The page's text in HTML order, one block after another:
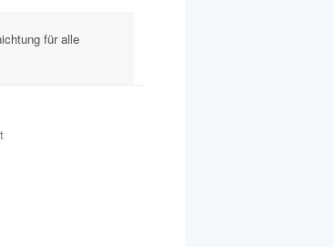
für alle